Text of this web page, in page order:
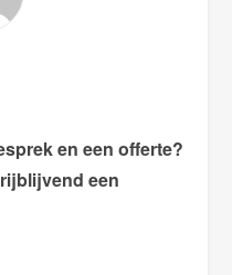
en een offerte?
een